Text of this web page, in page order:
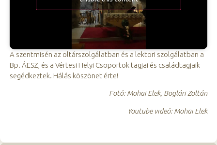
A szentmisén az oltárszolgálatban és a lektori szolgálatban a
Bp. ÁESZ, és a Vértesi Helyi Csoportok tagjai és családtagjaik
segédkeztek. Hálás köszönet érte!
Fotó: Mohai Elek, Boglári Zoltán
Youtube videó: Mohai Elek